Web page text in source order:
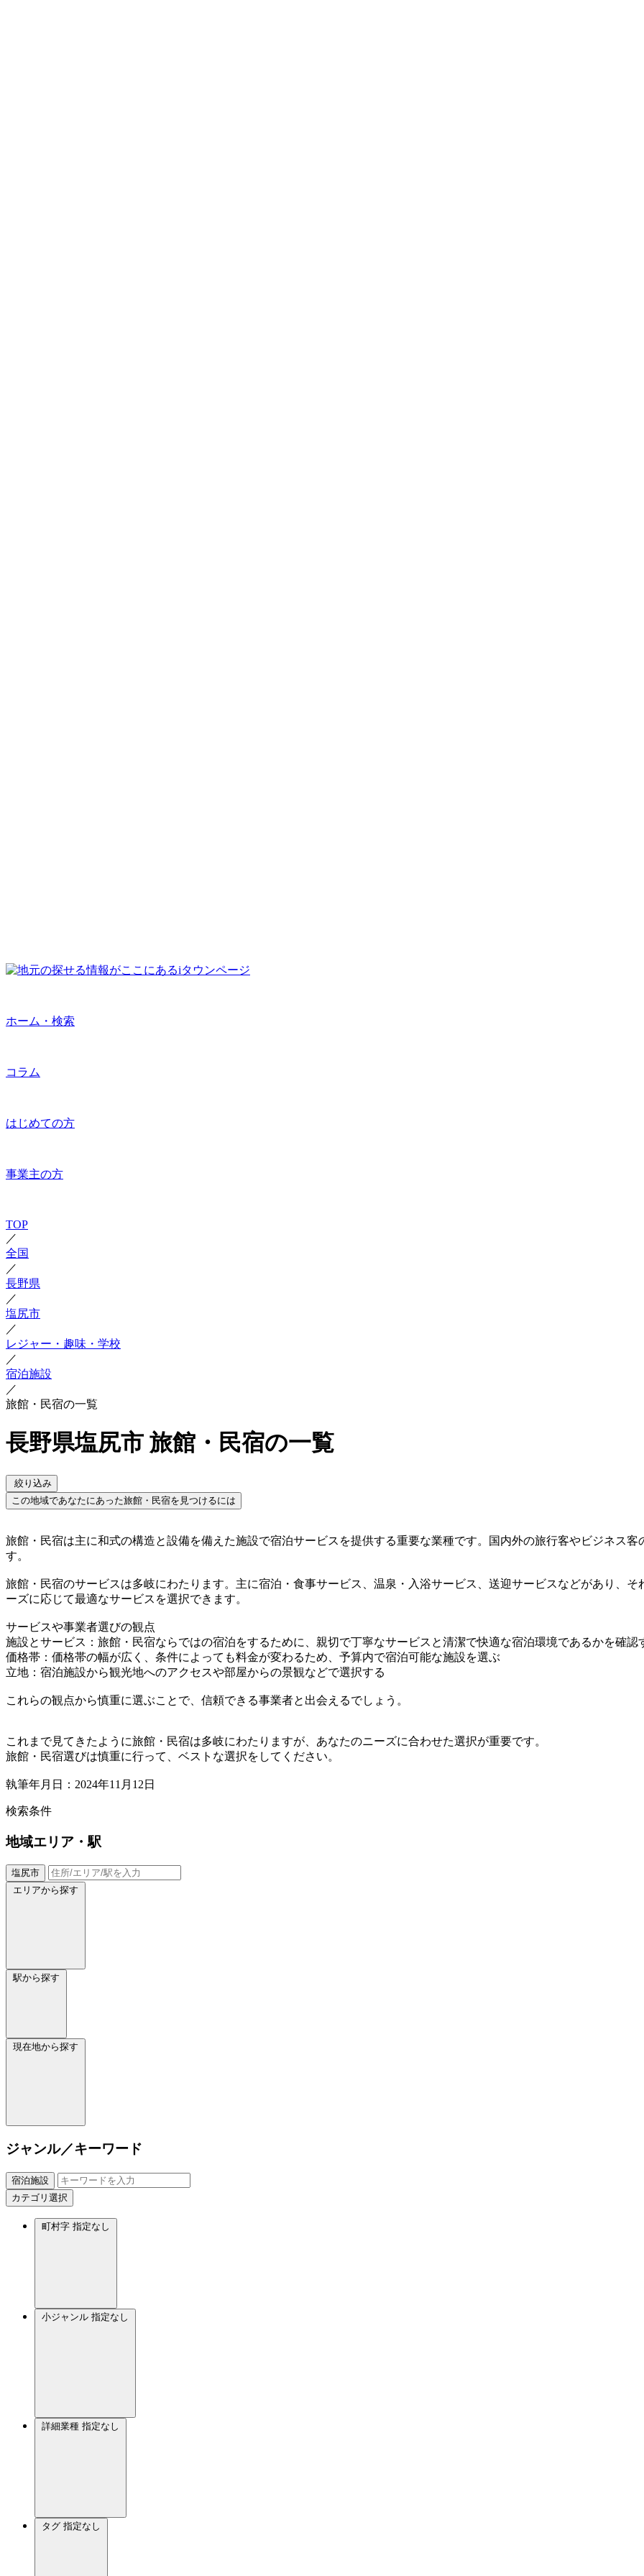
ホーム・検索
コラム
はじめての方
事業主の方
TOP
／
全国
／
長野県
／
塩尻市
／
レジャー・趣味・学校
／
宿泊施設
／
旅館・民宿の一覧
長野県塩尻市 旅館・民宿の一覧
絞り込み
この地域であなたにあった旅館・民宿を見つけるには
旅館・民宿は主に和式の構造と設備を備えた施設で宿泊サービスを提供する重要な業種です。国内外の旅行客やビジネス
す。
旅館・民宿のサービスは多岐にわたります。主に宿泊・食事サービス、温泉・入浴サービス、送迎サービスなどがあり、
ーズに応じて最適なサービスを選択できます。
サービスや事業者選びの観点
施設とサービス：旅館・民宿ならではの宿泊をするために、親切で丁寧なサービスと清潔で快適な宿泊環境であるかを確認
価格帯：価格帯の幅が広く、条件によっても料金が変わるため、予算内で宿泊可能な施設を選ぶ
立地：宿泊施設から観光地へのアクセスや部屋からの景観などで選択する
これらの観点から慎重に選ぶことで、信頼できる事業者と出会えるでしょう。
これまで見てきたように旅館・民宿は多岐にわたりますが、あなたのニーズに合わせた選択が重要です。
旅館・民宿選びは慎重に行って、ベストな選択をしてください。
執筆年月日：2024年11月12日
検索条件
地域エリア・駅
塩尻市
エリアから探す
駅から探す
現在地から探す
ジャンル／キーワード
宿泊施設
カテゴリ選択
町村字 指定なし
小ジャンル 指定なし
詳細業種 指定なし
タグ 指定なし